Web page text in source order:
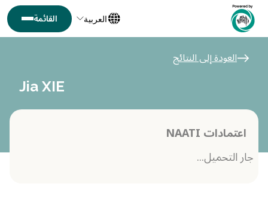
العربية
العودة إلى النتائج
Jia XIE
اعتمادات NAATI
جار التحميل...